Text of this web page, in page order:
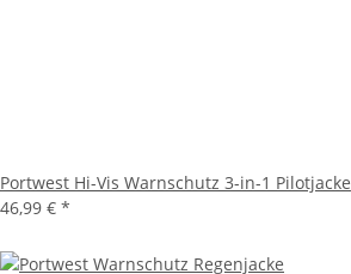
Portwest Hi-Vis Warnschutz 3-in-1 Pilotjacke
46,99 € *